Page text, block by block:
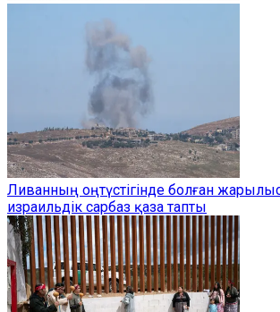
Ливанның оңтүстігінде болған
израильдік сарбаз қаза тапты